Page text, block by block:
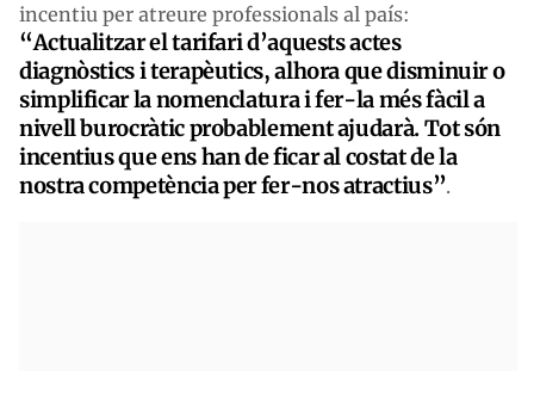
incentiu per atreure professionals al país:
“Actualitzar el tarifari d’aquests actes
diagnòstics i terapèutics, alhora que disminuir o
simplificar la nomenclatura i fer-la més fàcil a
nivell burocràtic probablement ajudarà. Tot són
incentius que ens han de ficar al costat de la
nostra competència per fer-nos atractius”.